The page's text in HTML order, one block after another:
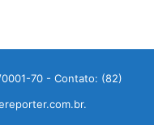
70 - Contato: (82)